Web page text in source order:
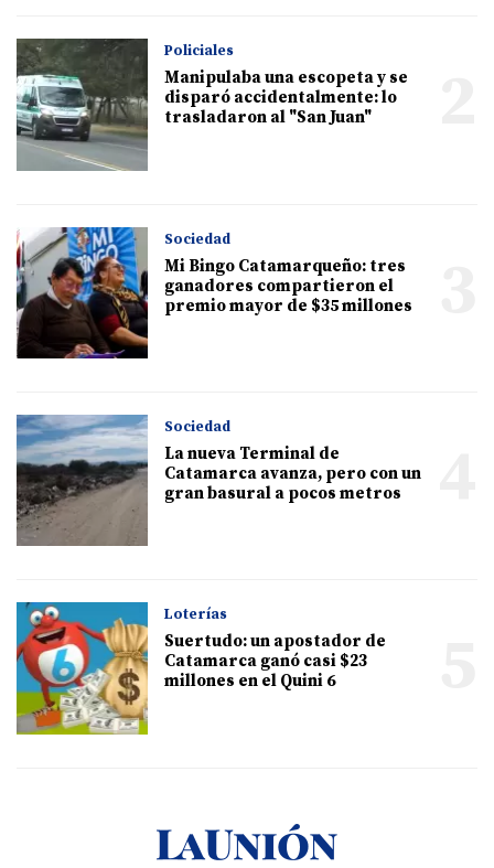
Policiales
Manipulaba una escopeta y se
disparó accidentalmente: lo
trasladaron al "San Juan"
Sociedad
Mi Bingo Catamarqueño: tres
ganadores compartieron el
premio mayor de $35 millones
Sociedad
La nueva Terminal de
Catamarca avanza, pero con un
gran basural a pocos metros
Loterías
Suertudo: un apostador de
Catamarca ganó casi $23
millones en el Quini 6